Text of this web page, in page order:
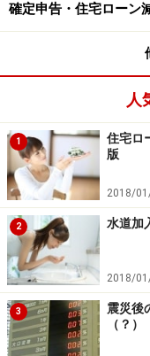
確定申告・住宅ローン
人
1
住宅ロ
版
2018/
2 水道加
2018/
3
震災後
（？）